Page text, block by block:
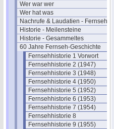
Wer war wer
Wer hat was
Nachrufe & Laudatien - Fernsehen
Historie - Meilensteine
Historie - Gesammeltes
60 Jahre Fernseh-Geschichte
Fernsehhistorie 1 Vorwort
Fernsehhistorie 2 (1947)
Fernsehhistorie 3 (1948)
Fernsehhistorie 4 (1950)
Fernsehhistorie 5 (1952)
Fernsehhistorie 6 (1953)
Fernsehhistorie 7 (1954)
Fernsehhistorie 8
Fernsehhistorie 9 (1955)